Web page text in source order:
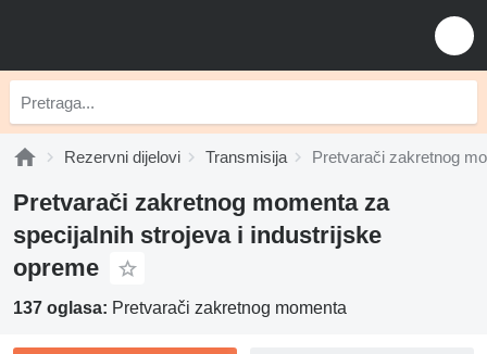
Rezervni dijelovi Transmisija Pretvarači zakretnog
Pretvarači zakretnog momenta za
specijalnih strojeva i industrijske
opreme
137 oglasa: Pretvarači zakretnog momenta